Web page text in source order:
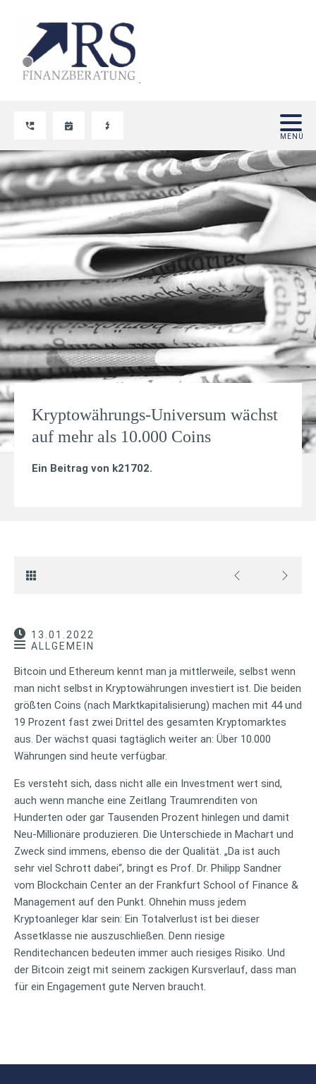
Kryptowährungs-Universum wächst
auf mehr als 10.000 Coins
Ein Beitrag von k21702.
13.01.2022
ALLGEMEIN
Bitcoin und Ethereum kennt man ja mittlerweile, selbst wenn
man nicht selbst in Kryptowährungen investiert ist. Die beiden
größten Coins (nach Marktkapitalisierung) machen mit 44 und
19 Prozent fast zwei Drittel des gesamten Kryptomarktes
aus. Der wächst quasi tagtäglich weiter an: Über 10.000
Währungen sind heute verfügbar.
Es versteht sich, dass nicht alle ein Investment wert sind,
auch wenn manche eine Zeitlang Traumrenditen von
Hunderten oder gar Tausenden Prozent hinlegen und damit
Neu-Millionäre produzieren. Die Unterschiede in Machart und
Zweck sind immens, ebenso die der Qualität. „Da ist auch
sehr viel Schrott dabei“, bringt es Prof. Dr. Philipp Sandner
vom Blockchain Center an der Frankfurt School of Finance &
Management auf den Punkt. Ohnehin muss jedem
Kryptoanleger klar sein: Ein Totalverlust ist bei dieser
Assetklasse nie auszuschließen. Denn riesige
Renditechancen bedeuten immer auch riesiges Risiko. Und
der Bitcoin zeigt mit seinem zackigen Kursverlauf, dass man
für ein Engagement gute Nerven braucht.